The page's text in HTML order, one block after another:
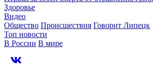
Здоровье
Видео
Общество Происшествия Говорит Липецк
Топ новости
В России В мире